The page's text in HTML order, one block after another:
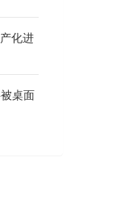
化进
桌面